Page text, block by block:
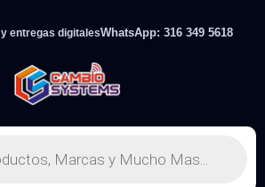
entregas digitalesWhatsApp: 316 349 5618